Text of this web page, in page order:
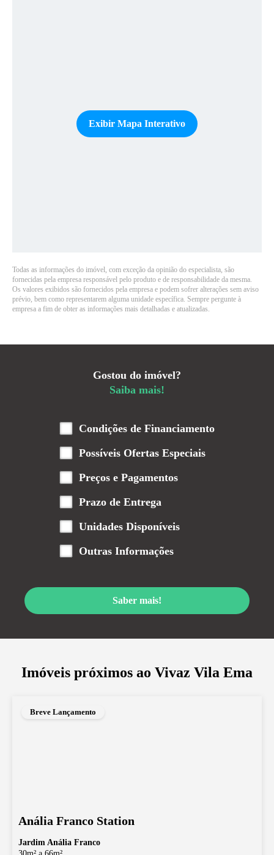
Exibir Mapa Interativo
Todas as informações do imóvel, com exceção da opinião do especialista, são
fornecidas pela empresa responsável pelo produto e de responsabilidade da mesma.
Os valores exibidos são fornecidos pela empresa e podem sofrer alterações sem aviso
prévio, bem como representarem alguma unidade específica. Sempre pergunte à
empresa a fim de obter as informações mais detalhadas e atualizadas.
Gostou do imóvel?
Saiba mais!
Condições de Financiamento
Possíveis Ofertas Especiais
Preços e Pagamentos
Prazo de Entrega
Unidades Disponíveis
Outras Informações
Saber mais!
Imóveis próximos ao Vivaz Vila Ema
Breve Lançamento
Anália Franco Station
Jardim Anália Franco